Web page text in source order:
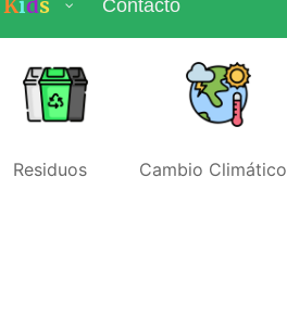
Kids Contacto
Residuos Cambio Climático